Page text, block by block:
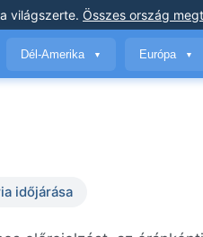
világszerte. Összes ország
Dél-Amerika ▼ Európa ▼
időjárása